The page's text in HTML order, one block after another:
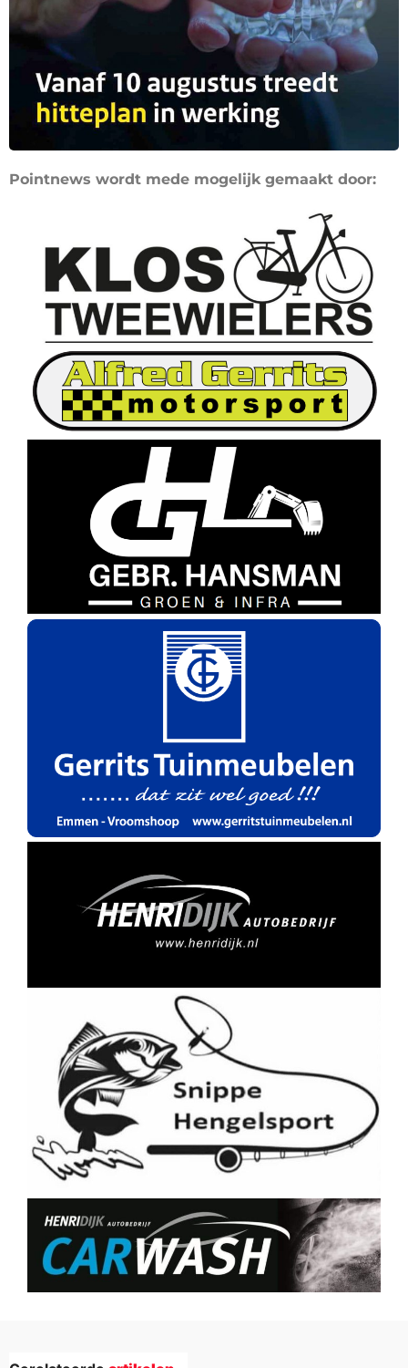
Pointnews wordt mede mogelijk gemaakt door: